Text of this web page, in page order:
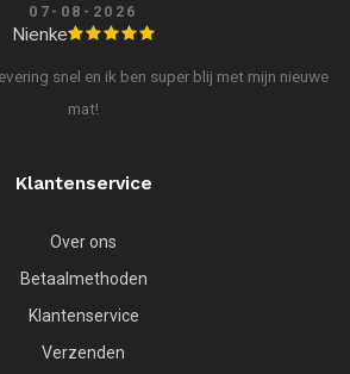
07-08-2026
Nienke
snel en ik ben super blij met mijn nieuwe
mat!
Klantenservice
Over ons
Betaalmethoden
Klantenservice
Verzenden